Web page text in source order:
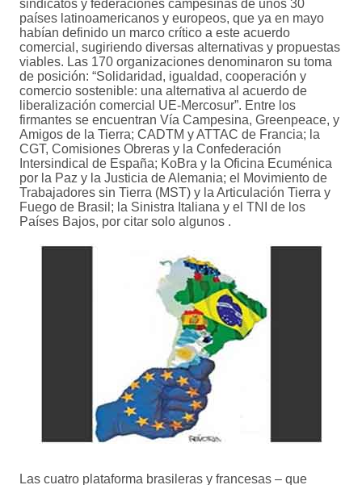
sindicatos y federaciones campesinas de unos 30
países latinoamericanos y europeos, que ya en mayo
habían definido un marco crítico a este acuerdo
comercial, sugiriendo diversas alternativas y propuestas
viables. Las 170 organizaciones denominaron su toma
de posición: “Solidaridad, igualdad, cooperación y
comercio sostenible: una alternativa al acuerdo de
liberalización comercial UE-Mercosur”. Entre los
firmantes se encuentran Vía Campesina, Greenpeace, y
Amigos de la Tierra; CADTM y ATTAC de Francia; la
CGT, Comisiones Obreras y la Confederación
Intersindical de España; KoBra y la Oficina Ecuménica
por la Paz y la Justicia de Alemania; el Movimiento de
Trabajadores sin Tierra (MST) y la Articulación Tierra y
Fuego de Brasil; la Sinistra Italiana y el TNI de los
Países Bajos, por citar solo algunos .
Las cuatro plataforma brasileras y francesas – que